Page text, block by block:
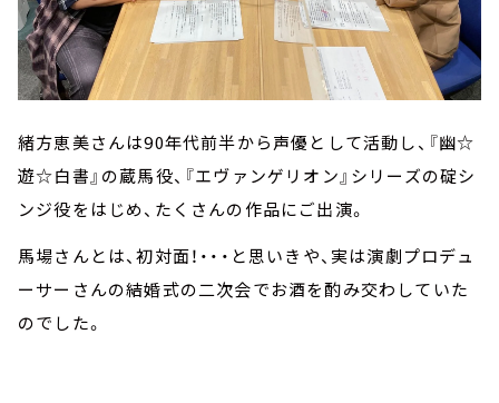
緒方恵美さんは90年代前半から声優として活動し、『幽☆
遊☆白書』の蔵馬役、『エヴァンゲリオン』シリーズの碇シ
ンジ役をはじめ、たくさんの作品にご出演。
馬場さんとは、初対面！・・・と思いきや、実は演劇プロデュ
ーサーさんの結婚式の二次会でお酒を酌み交わしていた
のでした。